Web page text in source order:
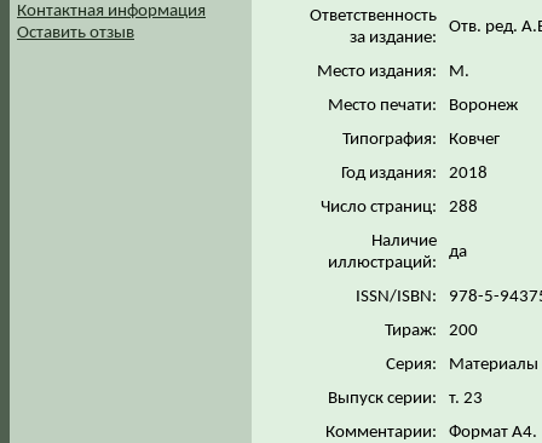
Контактная информация
Оставить отзыв
Ответственность
за издание:
Отв. ред.
Место издания:
М.
Место печати:
Воронеж
Типография:
Ковчег
Год издания:
2018
Число страниц:
288
Наличие
иллюстраций:
да
ISSN/ISBN:
978-5-
Тираж:
200
Серия:
Материалы
Выпуск серии:
т. 23
Комментарии:
Формат А4.